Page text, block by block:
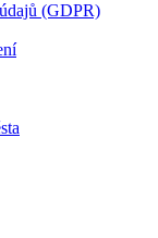
(GDPR)